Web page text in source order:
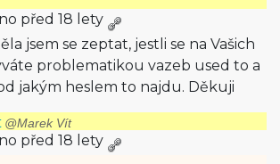
před 18 lety
jsem se zeptat, jestli se na Vašich
problematikou vazeb used to a
jakým heslem to najdu. Děkuji
@Marek Vít
před 18 lety